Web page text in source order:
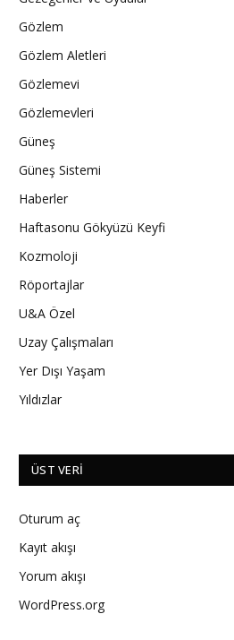
Gözlem
Gözlem Aletleri
Gözlemevi
Gözlemevleri
Güneş
Güneş Sistemi
Haberler
Haftasonu Gökyüzü Keyfi
Kozmoloji
Röportajlar
U&A Özel
Uzay Çalışmaları
Yer Dışı Yaşam
Yıldızlar
ÜST VERI
Oturum aç
Kayıt akışı
Yorum akışı
WordPress.org